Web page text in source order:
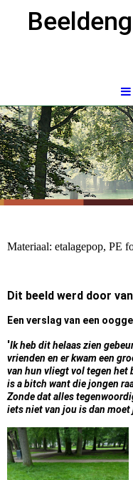
Materiaal: etalagepop, PE
Dit beeld werd door
Een verslag van een
'Ik heb dit helaas zien
vrienden en er kwam een
van hun vliegt vol tegen het
is a bitch want die jongen
Zonde dat alles
iets niet van jou is dan